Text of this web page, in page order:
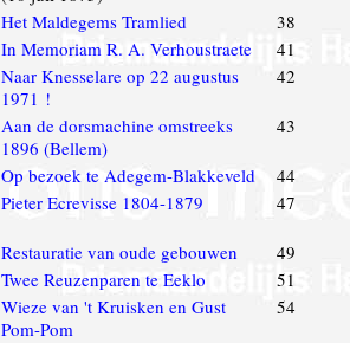
Het Maldegems Tramlied
38
In Memoriam R. A. Verhoustraete
41
Naar Knesselare op 22 augustus
1971 !
42
Aan de dorsmachine omstreeks
1896 (Bellem)
43
Op bezoek te Adegem-Blakkeveld
44
Pieter Ecrevisse 1804-1879 47
Restauratie van oude gebouwen
49
Twee Reuzenparen te Eeklo
51
Wieze van 't Kruisken en Gust
Pom-Pom
54